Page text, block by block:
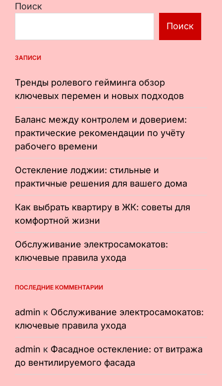
Поиск
Поиск
ЗАПИСИ
Тренды ролевого гейминга обзор
ключевых перемен и новых подходов
Баланс между контролем и доверием:
практические рекомендации по учёту
рабочего времени
Остекление лоджии: стильные и
практичные решения для вашего дома
Как выбрать квартиру в ЖК: советы для
комфортной жизни
Обслуживание электросамокатов:
ключевые правила ухода
ПОСЛЕДНИЕ КОММЕНТАРИИ
admin к Обслуживание электросамокатов:
ключевые правила ухода
admin к Фасадное остекление: от витража
до вентилируемого фасада